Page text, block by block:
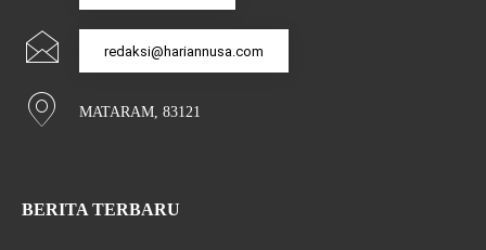
redaksi@hariannusa.com
MATARAM, 83121
BERITA TERBARU